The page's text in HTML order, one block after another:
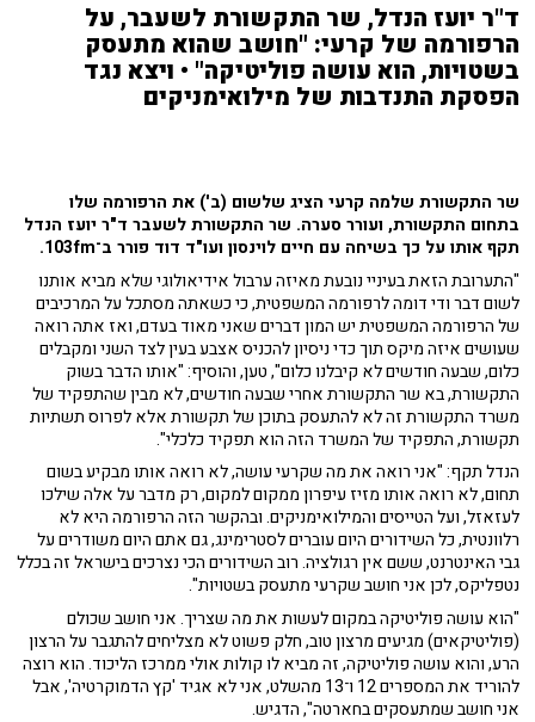
ד"ר יועז הנדל, שר התקשורת לשעבר, על
הרפורמה של קרעי: "חושב שהוא מתעסק
בשטויות, הוא עושה פוליטיקה" • ויצא נגד
הפסקת התנדבות של מילואימניקים
שר התקשורת שלמה קרעי הציג שלשום (ב') את הרפורמה שלו
בתחום התקשורת, ועורר סערה. שר התקשורת לשעבר ד"ר יועז הנדל
תקף אותו על כך בשיחה עם חיים לוינסון ועו"ד דוד פורר ב־103fm.
"התערובת הזאת בעיניי נובעת מאיזה ערבול אידיאולוגי שלא מביא אותנו
לשום דבר ודי דומה לרפורמה המשפטית, כי כשאתה מסתכל על המרכיבים
של הרפורמה המשפטית יש המון דברים שאני מאוד בעדם, ואז אתה רואה
שעושים איזה מיקס תוך כדי ניסיון להכניס אצבע בעין לצד השני ומקבלים
כלום, שבעה חודשים לא קיבלנו כלום", טען, והוסיף: "אותו הדבר בשוק
התקשורת, בא שר התקשורת אחרי שבעה חודשים, לא מבין שהתפקיד של
משרד התקשורת זה לא להתעסק בתוכן של תקשורת אלא לפרוס תשתיות
תקשורת, התפקיד של המשרד הזה הוא תפקיד כלכלי".
הנדל תקף: "אני רואה את מה שקרעי עושה, לא רואה אותו מבקיע בשום
תחום, לא רואה אותו מזיז עיפרון ממקום למקום, רק מדבר על אלה שילכו
לעזאזל, ועל הטייסים והמילואימניקים. ובהקשר הזה הרפורמה היא לא
רלוונטית, כל השידורים היום עוברים לסטרימינג, גם אתם היום משודרים על
גבי האינטרנט, ששם אין רגולציה. רוב השידורים הכי נצרכים בישראל זה בכלל
נטפליקס, לכן אני חושב שקרעי מתעסק בשטויות".
"הוא עושה פוליטיקה במקום לעשות את מה שצריך. אני חושב שכולם
(פוליטיקאים) מגיעים מרצון טוב, חלק פשוט לא מצליחים להתגבר על הרצון
הרע, והוא עושה פוליטיקה, זה מביא לו קולות אולי ממרכז הליכוד. הוא רוצה
להוריד את המספרים 12 ו־13 מהשלט, אני לא אגיד 'קץ הדמוקרטיה', אבל
אני חושב שמתעסקים בחארטה", הדגיש.